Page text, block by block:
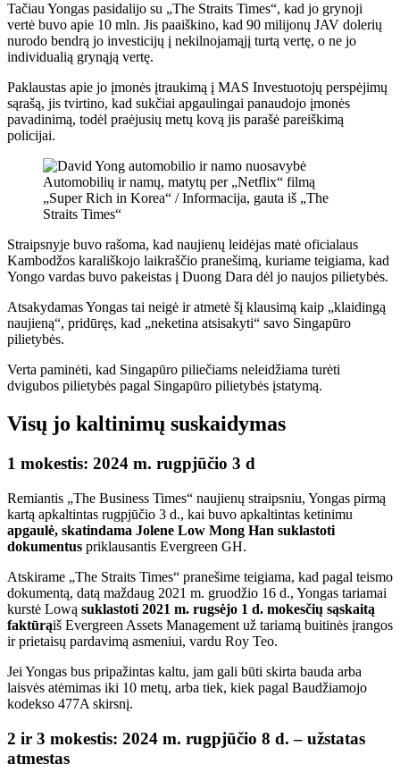
Tačiau Yongas pasidalijo su „The Straits Times“, kad jo grynoji
vertė buvo apie 10 mln. Jis paaiškino, kad 90 milijonų JAV dolerių
nurodo bendrą jo investicijų į nekilnojamąjį turtą vertę, o ne jo
individualią grynąją vertę.
Paklaustas apie jo įmonės įtraukimą į MAS Investuotojų perspėjimų
sąrašą, jis tvirtino, kad sukčiai apgaulingai panaudojo įmonės
pavadinimą, todėl praėjusių metų kovą jis parašė pareiškimą
policijai.
Automobilių ir namų, matytų per „Netflix“ filmą
„Super Rich in Korea“ / Informacija, gauta iš „The
Straits Times“
Straipsnyje buvo rašoma, kad naujienų leidėjas matė oficialaus
Kambodžos karališkojo laikraščio pranešimą, kuriame teigiama, kad
Yongo vardas buvo pakeistas į Duong Dara dėl jo naujos pilietybės.
Atsakydamas Yongas tai neigė ir atmetė šį klausimą kaip „klaidingą
naujieną“, pridūręs, kad „neketina atsisakyti“ savo Singapūro
pilietybės.
Verta paminėti, kad Singapūro piliečiams neleidžiama turėti
dvigubos pilietybės pagal Singapūro pilietybės įstatymą.
Visų jo kaltinimų suskaidymas
1 mokestis: 2024 m. rugpjūčio 3 d
Remiantis „The Business Times“ naujienų straipsniu, Yongas pirmą
kartą apkaltintas rugpjūčio 3 d., kai buvo apkaltintas ketinimu
apgaulė, skatindama Jolene Low Mong Han suklastoti
dokumentus priklausantis Evergreen GH.
Atskirame „The Straits Times“ pranešime teigiama, kad pagal teismo
dokumentą, datą maždaug 2021 m. gruodžio 16 d., Yongas tariamai
kurstė Lową suklastoti 2021 m. rugsėjo 1 d. mokesčių sąskaitą
faktūrąiš Evergreen Assets Management už tariamą buitinės įrangos
ir prietaisų pardavimą asmeniui, vardu Roy Teo.
Jei Yongas bus pripažintas kaltu, jam gali būti skirta bauda arba
laisvės atėmimas iki 10 metų, arba tiek, kiek pagal Baudžiamojo
kodekso 477A skirsnį.
2 ir 3 mokestis: 2024 m. rugpjūčio 8 d. – užstatas
atmestas